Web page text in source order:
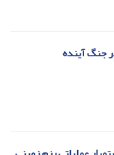
جنگ آینده